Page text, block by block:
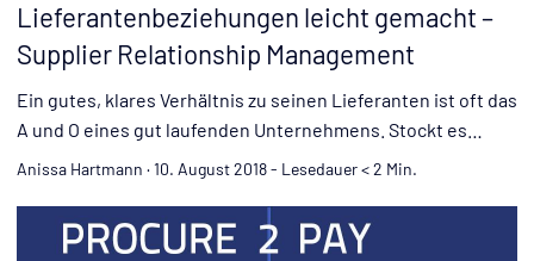
Lieferantenbeziehungen leicht gemacht –
Supplier Relationship Management
Ein gutes, klares Verhältnis zu seinen Lieferanten ist oft das
A und O eines gut laufenden Unternehmens. Stockt es
bereits in der Lieferkette, sinkt die Aussicht auf Erfolg
Komponente – Thema Vertrauen – ist die Vernetzung der
eigenen wie auch externer Prozesse entscheidend.
Anissa Hartmann ·10. August 2018- Lesedauer < 2 Min.